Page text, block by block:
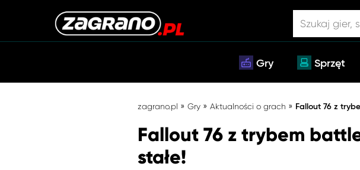
Gry Sprzęt
zagrano.pl » Gry » Aktualności o grach » Fallout 76 z
Fallout 76 z trybem
stałe!